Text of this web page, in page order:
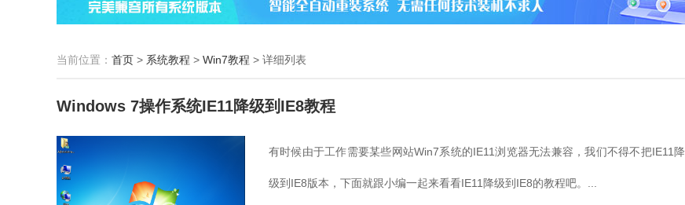
当前位置： 首页 > 系统教程 > Win7教程 > 详细列表
Windows 7操作系统IE11降级到IE8教程
有时候由于工作需要某些网站Win7系统的IE11浏览器无法兼容，我们不得不把IE11降
级到IE8版本，下面就跟小编一起来看看IE11降级到IE8的教程吧。...